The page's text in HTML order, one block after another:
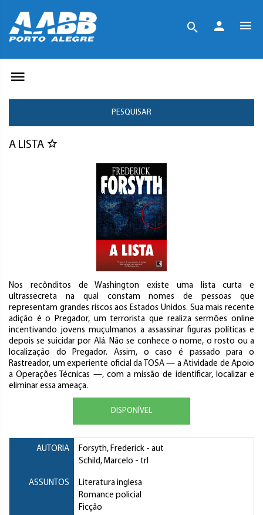
PESQUISAR
A LISTA
Nos recônditos de Washington existe uma lista curta e
ultrassecreta na qual constam nomes de pessoas que
representam grandes riscos aos Estados Unidos. Sua mais recente
adição é o Pregador, um terrorista que realiza sermões online
incentivando jovens muçulmanos a assassinar figuras políticas e
depois se suicidar por Alá. Não se conhece o nome, o rosto ou a
localização do Pregador. Assim, o caso é passado para o
Rastreador, um experiente oficial da TOSA — a Atividade de Apoio
a Operações Técnicas —, com a missão de identificar, localizar e
eliminar essa ameaça.
DISPONÍVEL
AUTORIA Forsyth, Frederick - aut
Schild, Marcelo - trl
ASSUNTOS
Literatura inglesa
Romance policial
Ficção